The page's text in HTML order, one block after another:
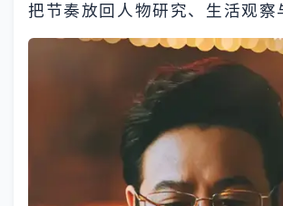
把节奏放回人物研究、生活观察